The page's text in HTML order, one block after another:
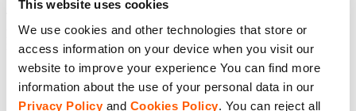
This website uses cookies
We use cookies and other technologies that store or
access information on your device when you visit our
website to improve your experience You can find more
information about the use of your personal data in our
Privacy Policyand Cookies Policy. You can reject all
personas. No compartas información personal ni nada que quieras
mantener en privado.
7. CONTENIDO GENERADO POR EL USUARIO
Algunos de nuestros Bienes y Servicios Digitales permiten que